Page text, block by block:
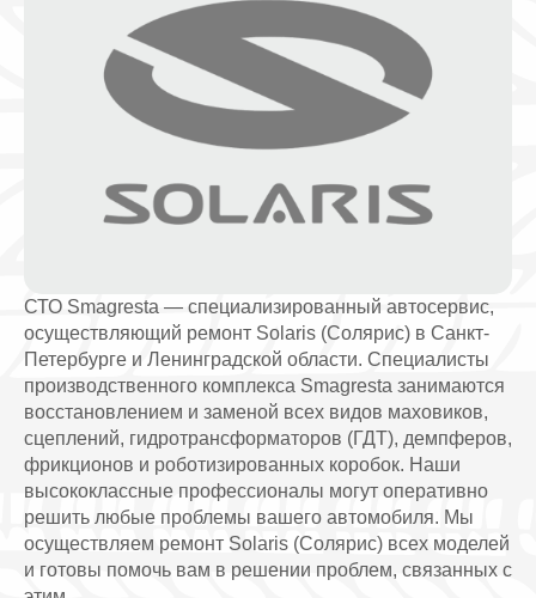
СТО Smagresta — специализированный автосервис,
осуществляющий ремонт Solaris (Солярис) в Санкт-
Петербурге и Ленинградской области. Специалисты
производственного комплекса Smagresta занимаются
восстановлением и заменой всех видов маховиков,
сцеплений, гидротрансформаторов (ГДТ), демпферов,
фрикционов и роботизированных коробок. Наши
высококлассные профессионалы могут оперативно
решить любые проблемы вашего автомобиля. Мы
осуществляем ремонт Solaris (Солярис) всех моделей
и готовы помочь вам в решении проблем, связанных с